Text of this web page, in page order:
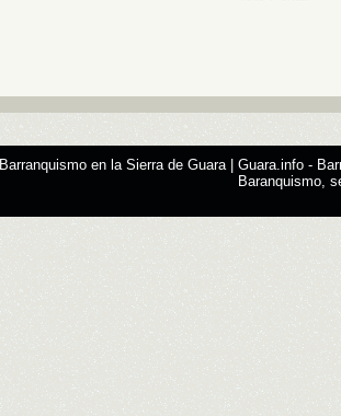
Barranquismo en la Sierra de Guara | Guara.info -
Baranquismo,